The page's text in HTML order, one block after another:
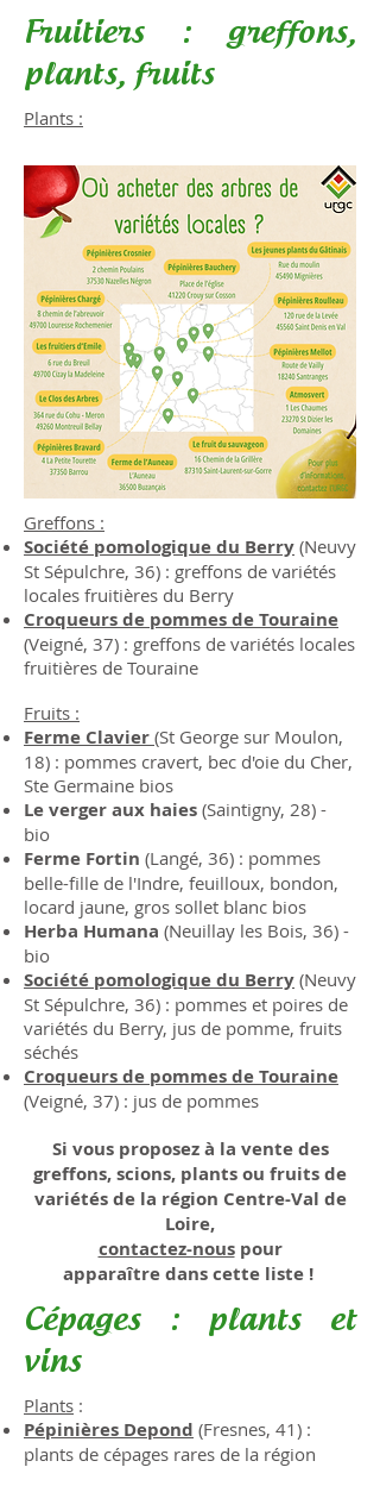
Fruitiers : greffons,
plants, fruits
​Plants :
​Greffons :
Société pomologique du Berry (Neuvy
St Sépulchre, 36) : greffons de variétés
locales fruitières du Berry
Croqueurs de pommes de Touraine
(Veigné, 37) : greffons de variétés locales
fruitières de Touraine
Fruits :
Ferme Clavier (St George sur Moulon,
18) : pommes cravert, bec d'oie du Cher,
Ste Germaine bios
Le verger aux haies (Saintigny, 28) -
bio
Ferme Fortin (Langé, 36) : pommes
belle-fille de l'Indre, feuilloux, bondon,
locard jaune, gros sollet blanc bios
Herba Humana (Neuillay les Bois, 36) -
bio
Société pomologique du Berry (Neuvy
St Sépulchre, 36) : pommes et poires de
variétés du Berry, jus de pomme, fruits
séchés
Croqueurs de pommes de Touraine
(Veigné, 37) : jus de pommes
Si vous proposez à la vente des
greffons, scions, plants ou fruits de
variétés de la région Centre-Val de
Loire,
contactez-nouspour
apparaîtredans cette liste !
Cépages : plants et
vins
​Plants :
Pépinières Depond (Fresnes, 41) :
plants de cépages rares de la région